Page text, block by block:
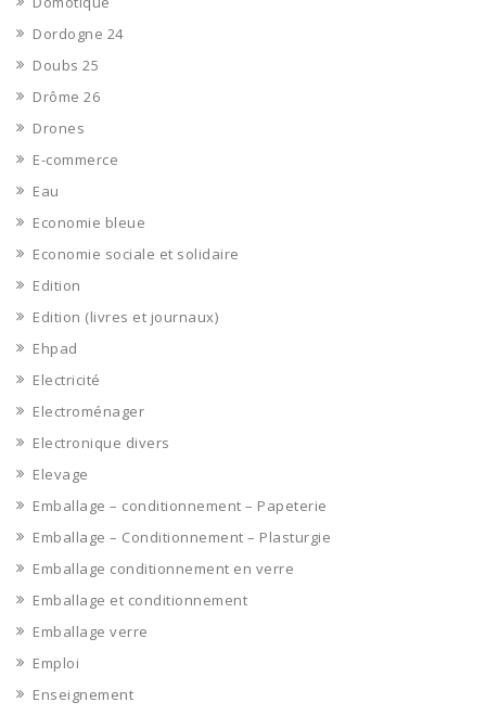
Dordogne 24
Doubs 25
Drôme 26
Drones
E-commerce
Eau
Economie bleue
Economie sociale et solidaire
Edition
Edition (livres et journaux)
Ehpad
Electricité
Electroménager
Electronique divers
Elevage
Emballage – conditionnement – Papeterie
Emballage – Conditionnement – Plasturgie
Emballage conditionnement en verre
Emballage et conditionnement
Emballage verre
Emploi
Enseignement